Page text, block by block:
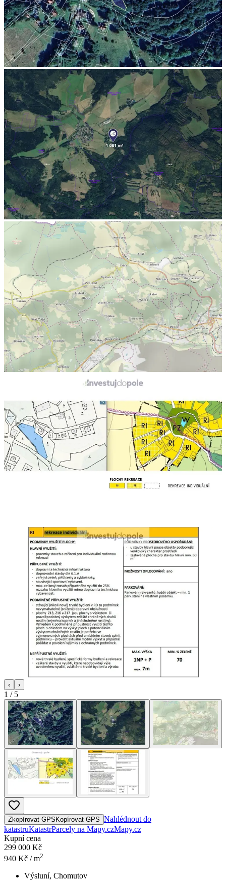
‹ ›
1 / 5
Zkopírovat GPS Kopírovat GPS Nahlédnout do
katastruKatastrParcely na Mapy.czMapy.cz
Kupní cena
299 000 Kč
940 Kč / m2
Výsluní, Chomutov